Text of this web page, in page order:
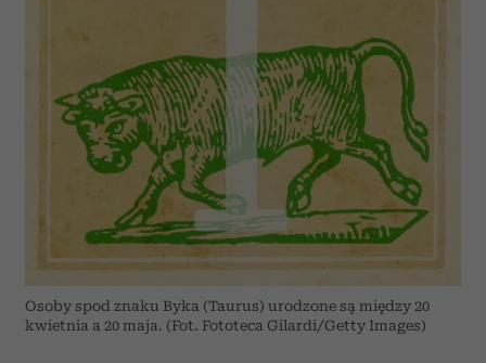
Osoby spod znaku Byka (Taurus) urodzone są między 20
kwietnia a 20 maja. (Fot. Fototeca Gilardi/Getty Images)